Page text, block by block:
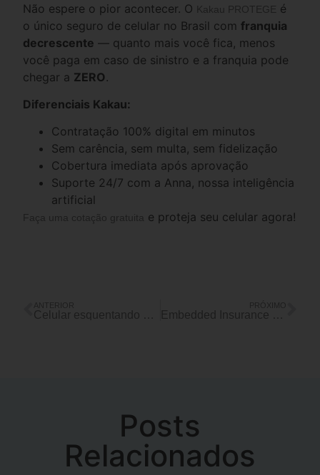
Não espere o pior acontecer. O Kakau PROTEGE é
o único seguro de celular no Brasil comfranquia
decrescente — quanto mais você fica, menos
você paga em caso de sinistro e a franquia pode
chegar a ZERO .
Diferenciais Kakau:
Contratação 100% digital em minutos
Sem carência, sem multa, sem fidelização
Cobertura imediata após aprovação
Suporte 24/7 com a Anna, nossa inteligência
artificial
Faça uma cotação gratuita e proteja seu celular agora!
Posts
Relacionados